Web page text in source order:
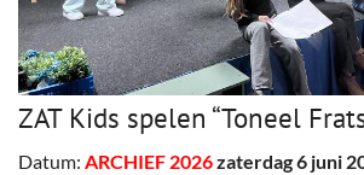
ZAT Kids spelen “Toneel
Datum: ARCHIEF 2026zaterdag 6 juni